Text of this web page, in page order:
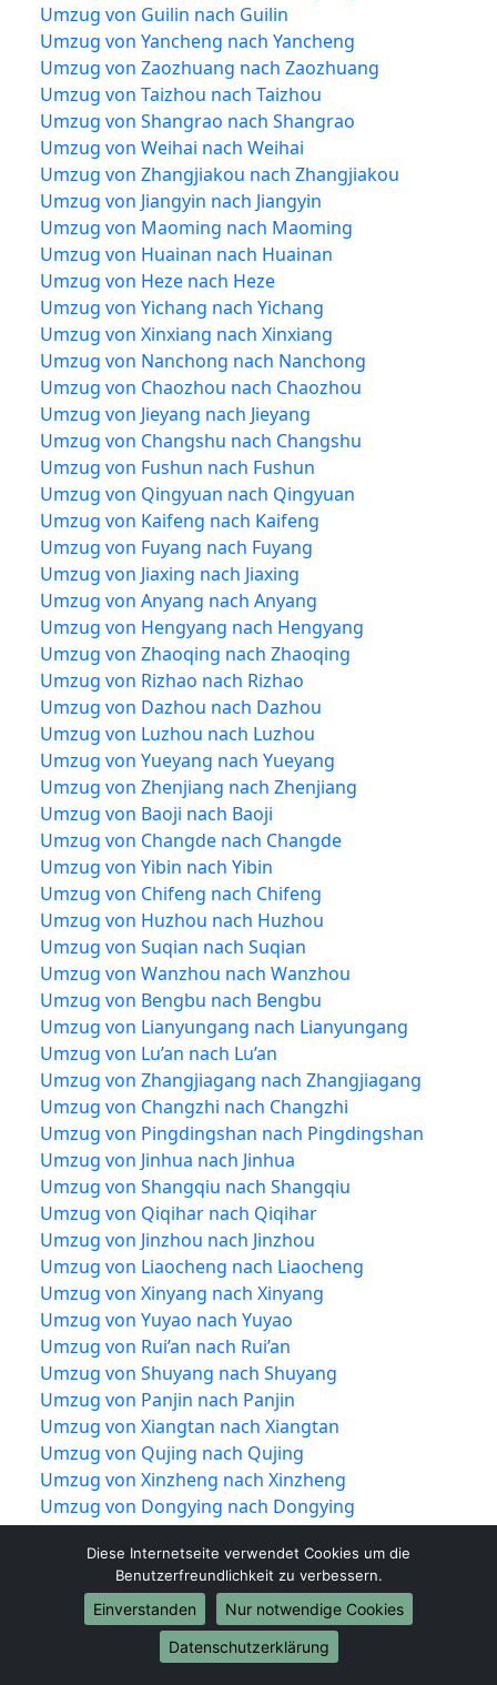
Umzug von Guilin nach Guilin
Umzug von Yancheng nach Yancheng
Umzug von Zaozhuang nach Zaozhuang
Umzug von Taizhou nach Taizhou
Umzug von Shangrao nach Shangrao
Umzug von Weihai nach Weihai
Umzug von Zhangjiakou nach Zhangjiakou
Umzug von Jiangyin nach Jiangyin
Umzug von Maoming nach Maoming
Umzug von Huainan nach Huainan
Umzug von Heze nach Heze
Umzug von Yichang nach Yichang
Umzug von Xinxiang nach Xinxiang
Umzug von Nanchong nach Nanchong
Umzug von Chaozhou nach Chaozhou
Umzug von Jieyang nach Jieyang
Umzug von Changshu nach Changshu
Umzug von Fushun nach Fushun
Umzug von Qingyuan nach Qingyuan
Umzug von Kaifeng nach Kaifeng
Umzug von Fuyang nach Fuyang
Umzug von Jiaxing nach Jiaxing
Umzug von Anyang nach Anyang
Umzug von Hengyang nach Hengyang
Umzug von Zhaoqing nach Zhaoqing
Umzug von Rizhao nach Rizhao
Umzug von Dazhou nach Dazhou
Umzug von Luzhou nach Luzhou
Umzug von Yueyang nach Yueyang
Umzug von Zhenjiang nach Zhenjiang
Umzug von Baoji nach Baoji
Umzug von Changde nach Changde
Umzug von Yibin nach Yibin
Umzug von Chifeng nach Chifeng
Umzug von Huzhou nach Huzhou
Umzug von Suqian nach Suqian
Umzug von Wanzhou nach Wanzhou
Umzug von Bengbu nach Bengbu
Umzug von Lianyungang nach Lianyungang
Umzug von Lu’an nach Lu’an
Umzug von Zhangjiagang nach Zhangjiagang
Umzug von Changzhi nach Changzhi
Umzug von Pingdingshan nach Pingdingshan
Umzug von Jinhua nach Jinhua
Umzug von Shangqiu nach Shangqiu
Umzug von Qiqihar nach Qiqihar
Umzug von Jinzhou nach Jinzhou
Umzug von Liaocheng nach Liaocheng
Umzug von Xinyang nach Xinyang
Umzug von Yuyao nach Yuyao
Umzug von Rui’an nach Rui’an
Umzug von Shuyang nach Shuyang
Umzug von Panjin nach Panjin
Umzug von Xiangtan nach Xiangtan
Umzug von Qujing nach Qujing
Umzug von Xinzheng nach Xinzheng
Umzug von Dongying nach Dongying
Umzug von Jiujiang nach Jiujiang
Umzug von Shiyan nach Shiyan
Umzug von Jīngzhōu nach Jīngzhōu
Umzug von Yueqing nach Yueqing
Umzug von Tengzhou nach Tengzhou
Umzug von Nan’an nach Nan’an
Diese Internetseite verwendet Cookies um die
Benutzerfreundlichkeit zu verbessern.
Einverstanden
Nur notwendige Cookies
Datenschutzerklärung